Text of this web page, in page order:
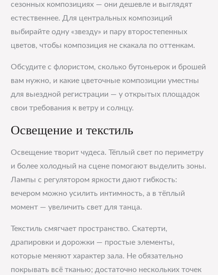
сезонных композициях — они дешевле и выглядят
естественнее. Для центральных композиций
выбирайте одну «звезду» и пару второстепенных
цветов, чтобы композиция не скакала по оттенкам.
Обсудите с флористом, сколько бутоньерок и брошей
вам нужно, и какие цветочные композиции уместны
для выездной регистрации — у открытых площадок
свои требования к ветру и солнцу.
Освещение и текстиль
Освещение творит чудеса. Тёплый свет по периметру
и более холодный на сцене помогают выделить зоны.
Лампы с регулятором яркости дают гибкость:
вечером можно усилить интимность, а в тёплый
момент — увеличить свет для танца.
Текстиль смягчает пространство. Скатерти,
драпировки и дорожки — простые элементы,
которые меняют характер зала. Не обязательно
покрывать всё тканью; достаточно нескольких точек